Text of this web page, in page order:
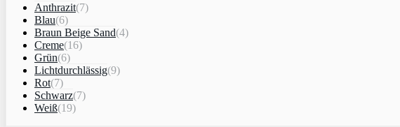
Anthrazit(7)
Blau(6)
Braun Beige Sand(4)
Creme(16)
Grün(6)
Lichtdurchlässig(9)
Rot(7)
Schwarz(7)
Weiß(19)